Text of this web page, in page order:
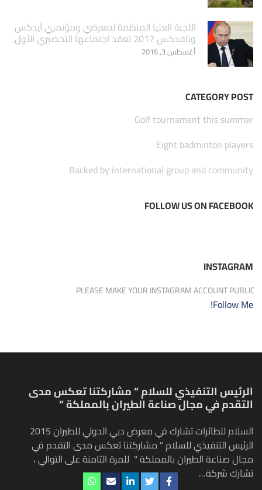
اللجنة العليا المنظمة لمعرضي ومؤتمري آيدكس
ونافدكس 2017 تعقد اجتماعها التحضيري الأول.
أغسطس 3, 2016
CATEGORY POST
Golf tournament this summer
Eight badminton players
Backed by international group and community
FOLLOW US ON FACEBOOK
INSTAGRAM
PLEASE MAKE YOUR INSTAGRAM ACCOUNT PUBLIC
Follow Me!
الرئيس التنفيذي للسلام ” مشاركتنا تعكس مدى
التقدم في مجال صناعة الطيران بالمملكة “
السلام للطائرات تشارك في معرض دبي الدولي للطيران 2015
الرئيس التنفيذي للسلام " مشاركتنا تعكس مدى التقدم في
مجال صناعة الطيران بالمملكة " للمرة الثامنة على التوالي ،
تشارك شركة…